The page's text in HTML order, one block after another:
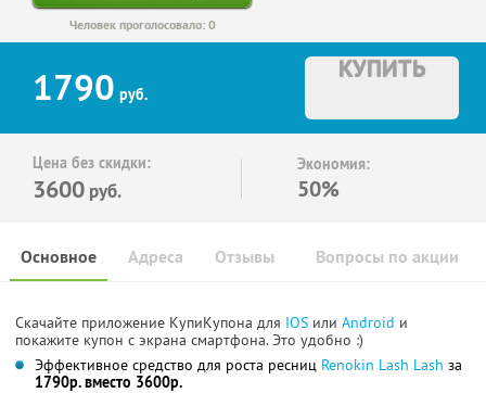
Человек проголосовало: 0
1790 руб.
КУПИТЬ
Цена без скидки:
3600 руб.
Экономия:
50%
Основное Отзывы Вопросы по акции
Адреса
Скачайте приложение КупиКупона для IOS или Android и
покажите купон с экрана смартфона. Это удобно :)
Эффективное средство для роста ресниц Renokin Lash Lash за
1790р. вместо 3600р.